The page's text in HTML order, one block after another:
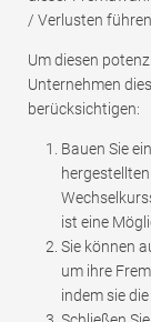
/ Verlusten führen.
Um diesen
Unternehmen
berücksichtigen:
Bauen Sie
ist eine
Sie können
um ihre
indem sie